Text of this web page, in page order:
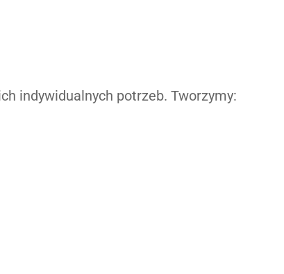
indywidualnych potrzeb. Tworzymy: